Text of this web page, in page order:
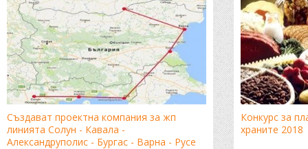
Създават проектна компания за жп
линията Солун - Кавала -
Александруполис - Бургас - Варна - Русе
Конкурс за
храните 2018